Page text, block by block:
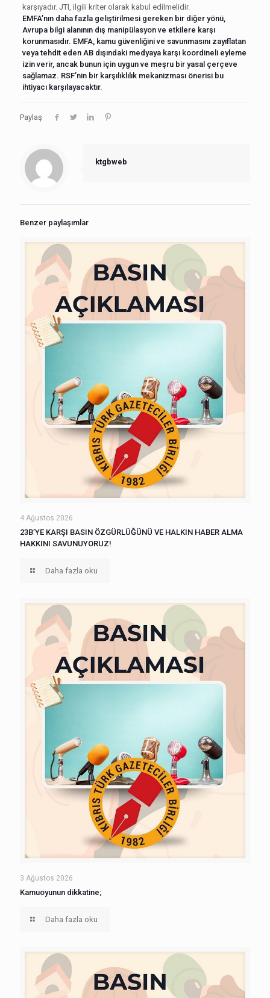
karşıyadır. JTI, ilgili kriter olarak kabul edilmelidir.
EMFA’nın daha fazla geliştirilmesi gereken bir diğer yönü,
Avrupa bilgi alanının dış manipülasyon ve etkilere karşı
korunmasıdır. EMFA, kamu güvenliğini ve savunmasını zayıflatan
veya tehdit eden AB dışındaki medyaya karşı koordineli eyleme
izin verir, ancak bunun için uygun ve meşru bir yasal çerçeve
sağlamaz. RSF’nin bir karşılıklılık mekanizması önerisi bu
ihtiyacı karşılayacaktır.
Paylaş
ktgbweb
Benzer paylaşımlar
4 Ağustos 2026
23B’YE KARŞI BASIN ÖZGÜRLÜĞÜNÜ VE HALKIN HABER ALMA
HAKKINI SAVUNUYORUZ!
Daha fazla oku
3 Ağustos 2026
Kamuoyunun dikkatine;
Daha fazla oku